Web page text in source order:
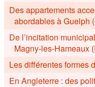
Des appartements
abordables à Guelph
De l’incitation
Magny-les-Hameaux
Les différentes formes
En Angleterre : des